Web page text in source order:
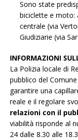
Sono state
biciclette e moto:
centrale (via
Giudiziarie (via
INFORMAZIONI
La Polizia locale di
pubblico del
garantire una
reale e il regolare
relazioni con il
viabilità risponde al
24 dalle 8.30 alle